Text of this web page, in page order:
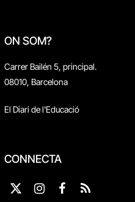
ON SOM?
Carrer Bailén 5, principal.
08010, Barcelona
El Diari de l'Educació
CONNECTA
X
Instagram
Facebook
RSS